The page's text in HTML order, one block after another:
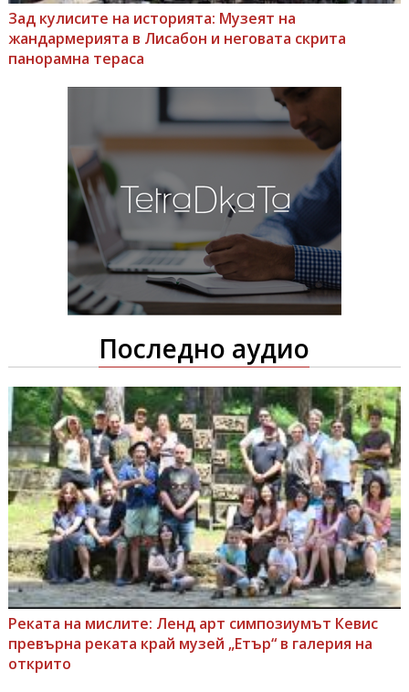
Зад кулисите на историята: Музеят на
жандармерията в Лисабон и неговата скрита
панорамна тераса
Последно аудио
Реката на мислите: Ленд арт симпозиумът Кевис
превърна реката край музей „Етър“ в галерия на
открито